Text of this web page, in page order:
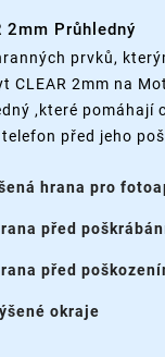
2mm Průhledný
prvků,
CLEAR 2mm na
,které pomáhají
před jeho
hrana pro
před
před
okraje